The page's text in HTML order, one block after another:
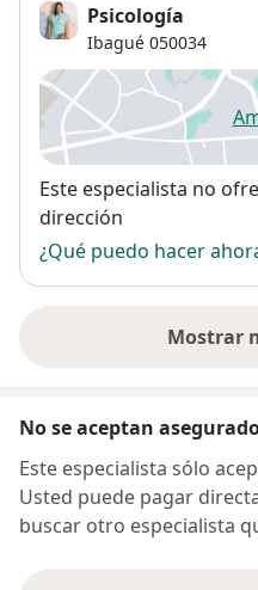
Psicología
Ibagué 050034
Disponibilidad
Este especialista no
dirección
¿Qué puedo hacer
Mostrar
No se aceptan
Este especialista sólo
Usted puede pagar
buscar otro especialista